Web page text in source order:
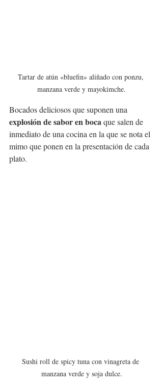
Tartar de atún «bluefin» aliñado con ponzu,
manzana verde y mayokimche.
Bocados deliciosos que suponen una
explosión de sabor en boca que salen de
inmediato de una cocina en la que se nota el
mimo que ponen en la presentación de cada
plato.
Sushi roll de spicy tuna con vinagreta de
manzana verde y soja dulce.